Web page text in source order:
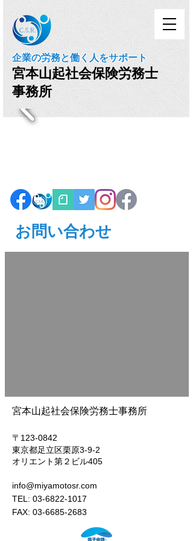
企業の労務と働く人をサポート
宮本山起社会保険労務士
事務所
お問い合わせ
​宮本山起社会保険労務士事務所
〒123-0842
東京都足立区栗原3-9-2
オリエント第２ビル405
info@miyamotosr.com
TEL: 03-6822-1017
FAX: 03-6685-2683